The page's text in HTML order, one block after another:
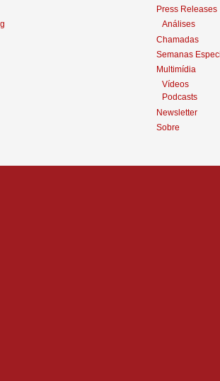
Press Releases
Análises
Chamadas
Semanas
Multimídia
Vídeos
Podcasts
Newsletter
Sobre